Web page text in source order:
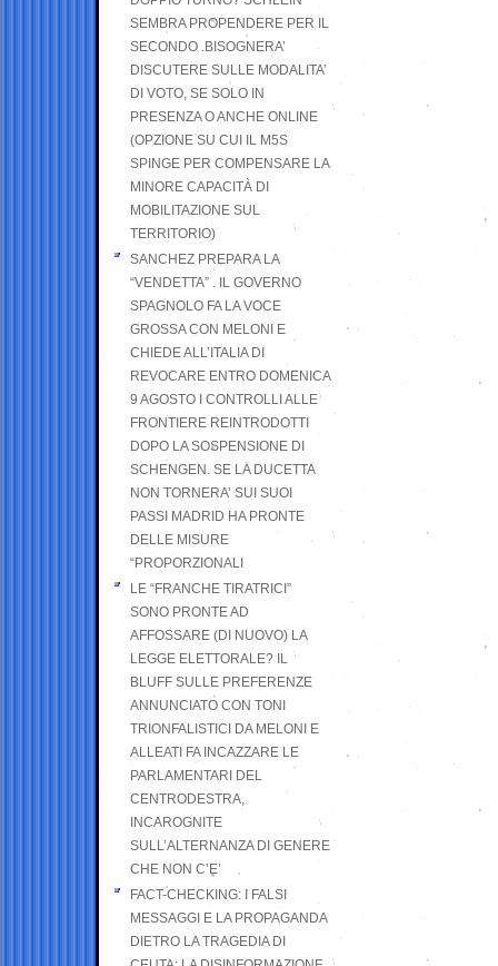
SEMBRA PROPENDERE PER IL
SECONDO .BISOGNERA’
DISCUTERE SULLE MODALITA’
DI VOTO, SE SOLO IN
PRESENZA O ANCHE ONLINE
(OPZIONE SU CUI IL M5S
SPINGE PER COMPENSARE LA
MINORE CAPACITÀ DI
MOBILITAZIONE SUL
TERRITORIO)
SANCHEZ PREPARA LA
“VENDETTA” . IL GOVERNO
SPAGNOLO FA LA VOCE
GROSSA CON MELONI E
CHIEDE ALL’ITALIA DI
REVOCARE ENTRO DOMENICA
9 AGOSTO I CONTROLLI ALLE
FRONTIERE REINTRODOTTI
DOPO LA SOSPENSIONE DI
SCHENGEN. SE LA DUCETTA
NON TORNERA’ SUI SUOI
PASSI MADRID HA PRONTE
DELLE MISURE
“PROPORZIONALI
LE “FRANCHE TIRATRICI”
SONO PRONTE AD
AFFOSSARE (DI NUOVO) LA
LEGGE ELETTORALE? IL
BLUFF SULLE PREFERENZE
ANNUNCIATO CON TONI
TRIONFALISTICI DA MELONI E
ALLEATI FA INCAZZARE LE
PARLAMENTARI DEL
CENTRODESTRA,
INCAROGNITE
SULL’ALTERNANZA DI GENERE
CHE NON C’E’
FACT-CHECKING: I FALSI
MESSAGGI E LA PROPAGANDA
DIETRO LA TRAGEDIA DI